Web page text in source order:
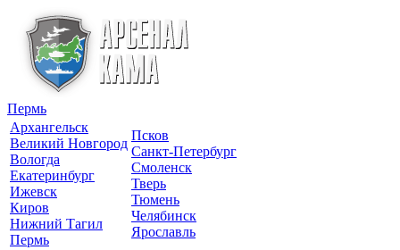
Пермь
Архангельск
Великий Новгород
Вологда
Екатеринбург
Ижевск
Киров
Нижний Тагил
Пермь
Псков
Санкт-Петербург
Смоленск
Тверь
Тюмень
Челябинск
Ярославль